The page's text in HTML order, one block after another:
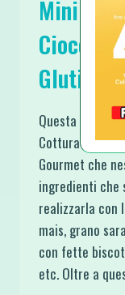
Mini
Glutine
Questa Mini
Cottura
Gourmet che
ingredienti che
realizzarla con
mais, grano
con fette
etc. Oltre a